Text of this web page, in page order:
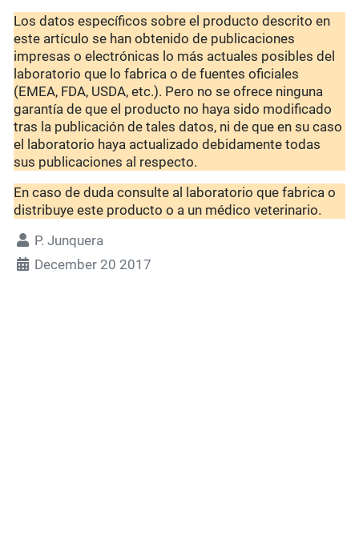
Los datos específicos sobre el producto descrito en
este artículo se han obtenido de publicaciones
impresas o electrónicas lo más actuales posibles del
laboratorio que lo fabrica o de fuentes oficiales
(EMEA, FDA, USDA, etc.). Pero no se ofrece ninguna
garantía de que el producto no haya sido modificado
tras la publicación de tales datos, ni de que en su caso
el laboratorio haya actualizado debidamente todas
sus publicaciones al respecto.
En caso de duda consulte al laboratorio que fabrica o
distribuye este producto o a un médico veterinario.
P. Junquera
December 20 2017